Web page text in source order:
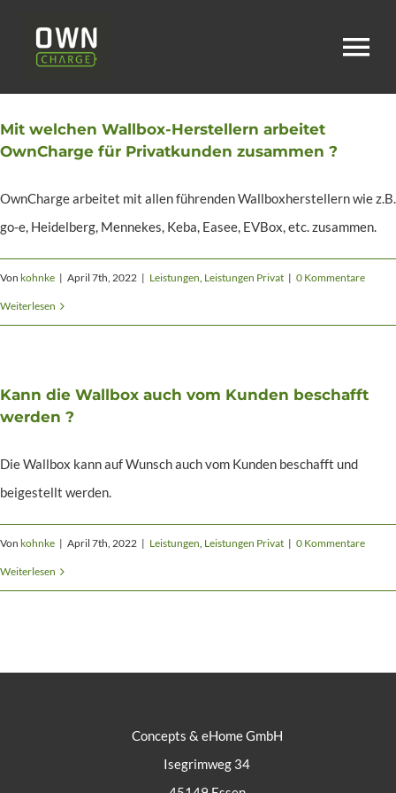
springen
Mit welchen Wallbox-Herstellern arbeitet
OwnCharge für Privatkunden zusammen ?
OwnCharge arbeitet mit allen führenden Wallboxherstellern wie z.B.
go-e, Heidelberg, Mennekes, Keba, Easee, EVBox, etc. zusammen.
Von kohnke | April 7th, 2022 | Leistungen, Leistungen Privat | 0 Kommentare
Weiterlesen
Kann die Wallbox auch vom Kunden beschafft
werden ?
Die Wallbox kann auf Wunsch auch vom Kunden beschafft und
beigestellt werden.
Von kohnke | April 7th, 2022 | Leistungen, Leistungen Privat | 0 Kommentare
Weiterlesen
Concepts & eHome GmbH
Isegrimweg 34